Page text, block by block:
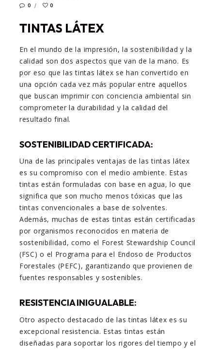
0
0
TINTAS LÁTEX
En el mundo de la impresión, la sostenibilidad y la
calidad son dos aspectos que van de la mano. Es
por eso que las tintas látex se han convertido en
una opción cada vez más popular entre aquellos
que buscan imprimir con conciencia ambiental sin
comprometer la durabilidad y la calidad del
resultado final.
SOSTENIBILIDAD CERTIFICADA:
Una de las principales ventajas de las tintas látex
es su compromiso con el medio ambiente. Estas
tintas están formuladas con base en agua, lo que
significa que son mucho menos tóxicas que las
tintas convencionales a base de solventes.
Además, muchas de estas tintas están certificadas
por organismos reconocidos en materia de
sostenibilidad, como el Forest Stewardship Council
(FSC) o el Programa para el Endoso de Productos
Forestales (PEFC), garantizando que provienen de
fuentes responsables y sostenibles.
RESISTENCIA INIGUALABLE:
Otro aspecto destacado de las tintas látex es su
excepcional resistencia. Estas tintas están
diseñadas para soportar los rigores del tiempo y el